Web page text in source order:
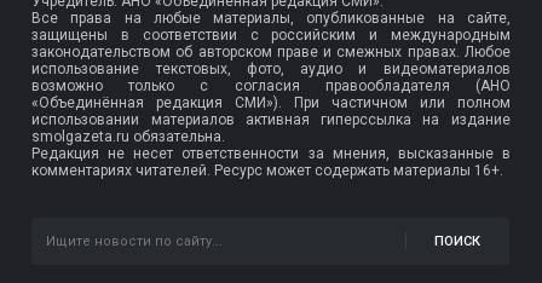
Все права на любые материалы, опубликованные на сайте,
защищены в соответствии с российским и международным
законодательством об авторском праве и смежных правах. Любое
использование текстовых, фото, аудио и видеоматериалов
возможно только с согласия правообладателя (АНО
«Объединённая редакция СМИ»). При частичном или полном
использовании материалов активная гиперссылка на издание
smolgazeta.ru обязательна.
Редакция не несет ответственности за мнения, высказанные в
комментариях читателей. Ресурс может содержать материалы 16+.
ПОИСК